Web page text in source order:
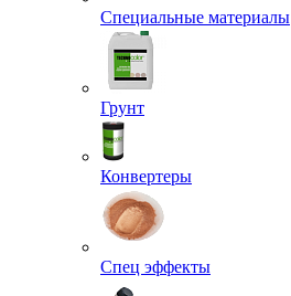
Специальные материалы
Грунт
Конвертеры
Спец эффекты